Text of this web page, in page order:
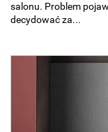
salonu. Problem
decydować za...